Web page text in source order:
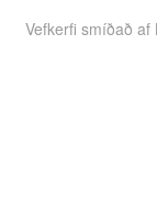
Vefkerfi smíðað